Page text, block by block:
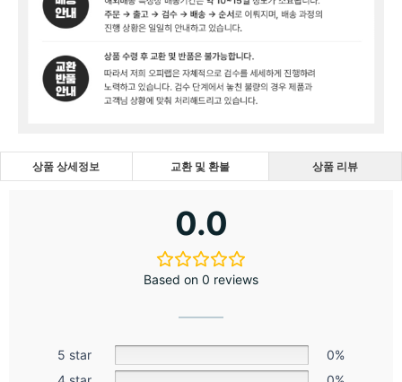
상품 상세정보 교환 및 환불 상품 리뷰
0.0
Based on 0 reviews
5 star
0%